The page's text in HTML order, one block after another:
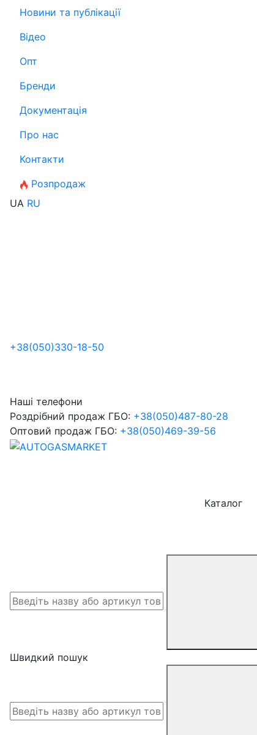
Новини та публікації
Відео
Опт
Бренди
Документація
Про нас
Контакти
Розпродаж
UA RU
+38(050)330-18-50
Наші телефони
Роздрібний продаж ГБО: +38(050)487-80-28
Оптовий продаж ГБО: +38(050)469-39-56
Каталог
Швидкий пошук